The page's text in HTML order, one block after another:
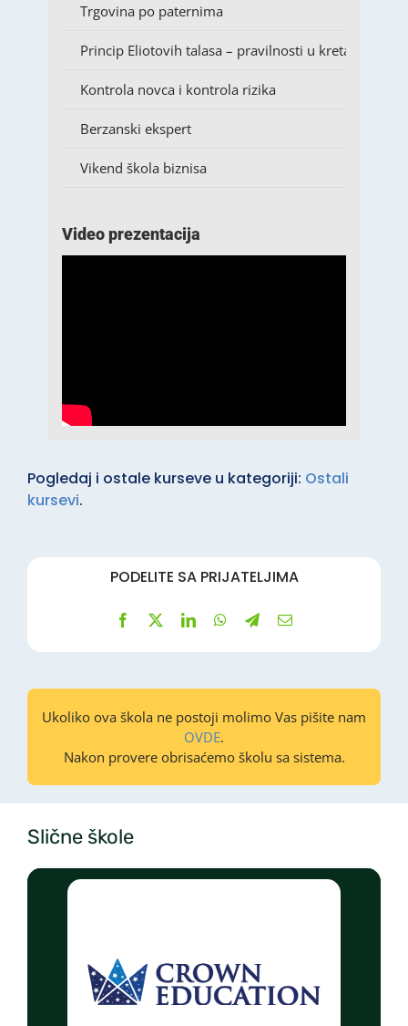
Trgovina po paternima
Princip Eliotovih talasa – pravilnosti u kretanju
Kontrola novca i kontrola rizika
Berzanski ekspert
Vikend škola biznisa
Video prezentacija
Pogledaj i ostale kurseve u kategoriji: Ostali
kursevi.
PODELITE SA PRIJATELJIMA
Ukoliko ova škola ne postoji molimo Vas pišite nam
OVDE.
Nakon provere obrisaćemo školu sa sistema.
Slične škole